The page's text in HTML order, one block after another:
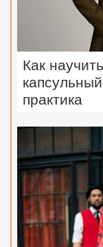
Как
практика